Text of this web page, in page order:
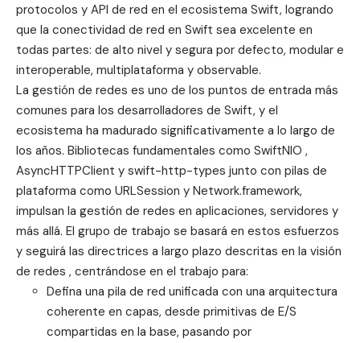
protocolos y API de red en el ecosistema Swift, logrando
que la conectividad de red en Swift sea excelente en
todas partes: de alto nivel y segura por defecto, modular e
interoperable, multiplataforma y observable.
La gestión de redes es uno de los puntos de entrada más
comunes para los desarrolladores de Swift, y el
ecosistema ha madurado significativamente a lo largo de
los años. Bibliotecas fundamentales como SwiftNIO ,
AsyncHTTPClient y swift-http-types junto con pilas de
plataforma como URLSession y Network.framework,
impulsan la gestión de redes en aplicaciones, servidores y
más allá. El grupo de trabajo se basará en estos esfuerzos
y seguirá las directrices a largo plazo descritas en la visión
de redes , centrándose en el trabajo para:
Defina una pila de red unificada con una arquitectura
coherente en capas, desde primitivas de E/S
compartidas en la base, pasando por